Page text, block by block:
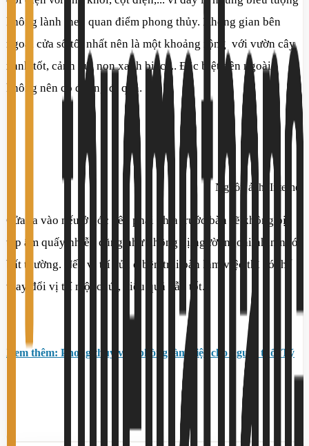
không lành theo quan điểm phong thủy. Không gian bên
ngoài cửa sổ tốt nhất nên là một khoảng rộng với vườn cây
xanh tốt, cảnh núi non xanh biếc,... Đặc biệt bên ngoài
không nên có đường đi qua.
Nguồn ảnh: Internet
Cửa ra vào nếu ở góc bên phải phía trước bàn sẽ không bị
tạp âm quấy nhiễu cũng như không bị người ngoài nhìn ngó
bất thường. Nếu vị trí cửa ở bên trái bàn làm việc thì có thể
thay đổi vị trí một chút, hiệu quả vẫn tốt.
Xem thêm: Phong thủy văn phòng làm việc cho người tuổi Tý​